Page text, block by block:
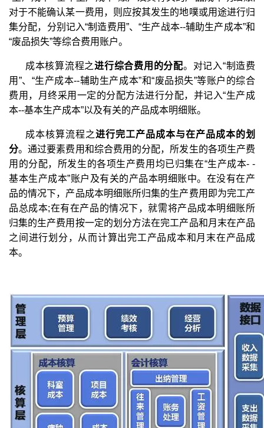
对于不能确认某一费用，则应按其发生的地噗或用途进行归
集分配，分别记入“制造费用”、“生产战本--辅助生产成本”和
“废品损失”等综合费用账户。
成本核算流程之进行综合费用的分配。对记入“制造费
用”、“生产成本--辅助生产成本”和“废品损失”等账户的综合
费用，月终采用一定的分配方法进行分配，并记入“生产成
本--基本生产成本”以及有关的产品成本明细账。
成本核算流程之进行完工产品成本与在产品成本的划
分。通过要素费用和综合费用的分配，所发生的各项生产费
用的分配，所发生的各项生产费用均已归集在“生产成本- -
基本生产成本”账户及有关的产品本明细账中。在没有在产
品的情况下，产品成本明细账所归集的生产费用即为完工产
品总成本;在有在产品的情况下，就需将产品成本明细账所
归集的生产费用按一定的划分方法在完工产品和月末在产品
之间进行划分，从而计算出完工产品成本和月末在产品成
本。